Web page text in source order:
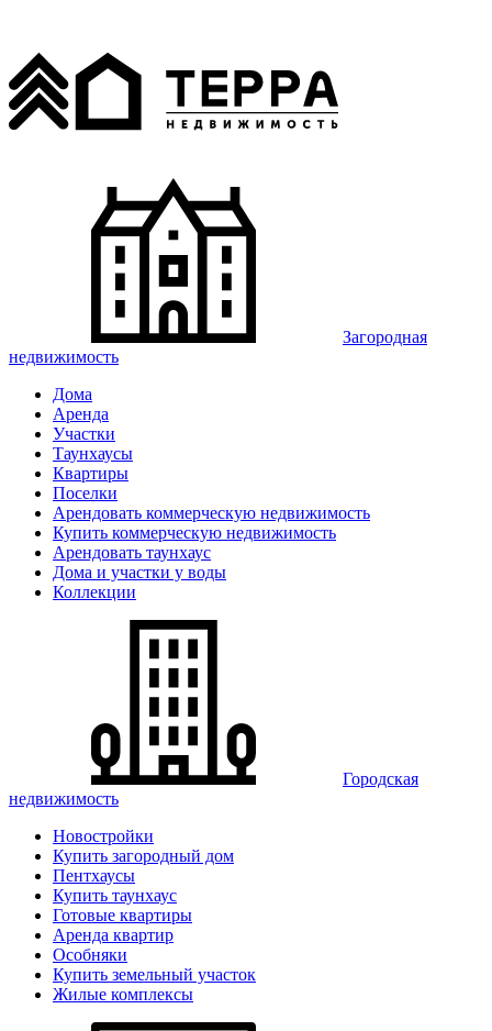
Загородная
недвижимость
Дома
Аренда
Участки
Таунхаусы
Квартиры
Поселки
Арендовать коммерческую недвижимость
Купить коммерческую недвижимость
Арендовать таунхаус
Дома и участки у воды
Коллекции
Городская
недвижимость
Новостройки
Купить загородный дом
Пентхаусы
Купить таунхаус
Готовые квартиры
Аренда квартир
Особняки
Купить земельный участок
Жилые комплексы